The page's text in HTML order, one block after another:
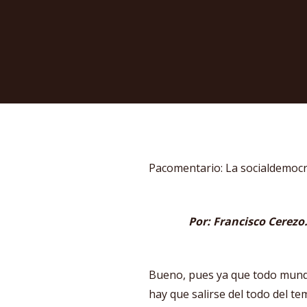
Pacomentario: La
Por: Francisco
Bueno, pues ya que todo
hay que salirse del todo del